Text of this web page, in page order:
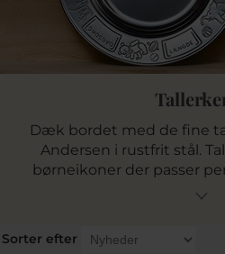
Dæk bordet med de fine
Andersen i rustfrit stål.
børneikoner der passer
begyndt at sætte sig til
Sorter efter